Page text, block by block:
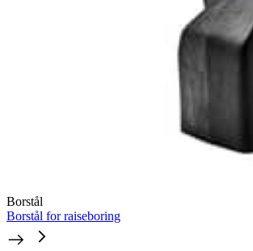
Borstål
Borstål for raiseboring